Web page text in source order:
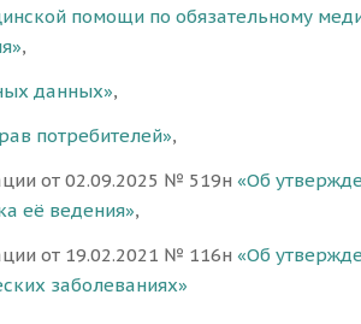
помощи по обязательному
,
данных»,
потребителей»,
от 02.09.2025 № 519н «Об
её ведения»,
от 19.02.2021 № 116н «Об
заболеваниях»